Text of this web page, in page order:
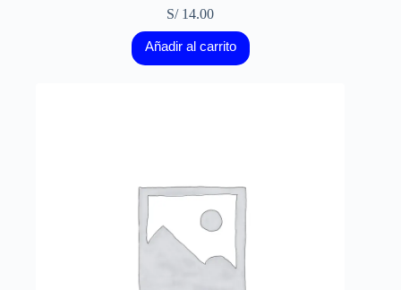
S/14.00
Añadir al carrito